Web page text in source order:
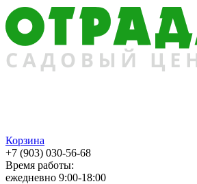
Корзина
+7 (903) 030-56-68
Время работы:
ежедневно 9:00-18:00